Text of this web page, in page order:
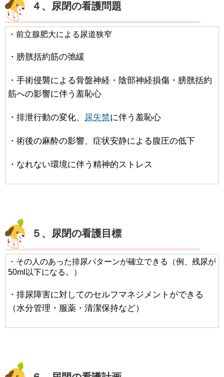
４、尿閉の看護問題
・前立腺肥大による尿道狭窄
・膀胱括約筋の弛緩
・手術侵襲による骨盤神経・陰部神経損傷・膀胱括約
筋への影響に伴う羞恥心
・排泄行動の変化、 尿失禁に伴う羞恥心
・術後の麻酔の影響、症状安静による腹圧の低下
・なれない環境に伴う精神的ストレス
５、尿閉の看護目標
・その人のあった排尿パターンが確立できる（例、残尿が
50ml以下になる。）
・排尿障害に対してのセルフマネジメントができる
（水分管理・服薬・清潔保持など）